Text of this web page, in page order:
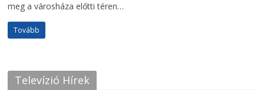
meg a városháza előtti téren…
Tovább
Televízió Hírek